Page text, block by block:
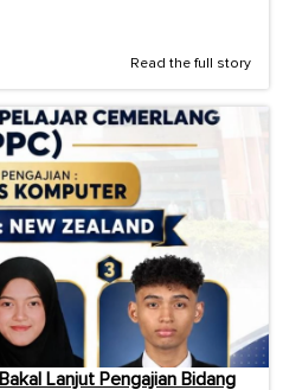
Read the full story
Lanjut Pengajian Bidang